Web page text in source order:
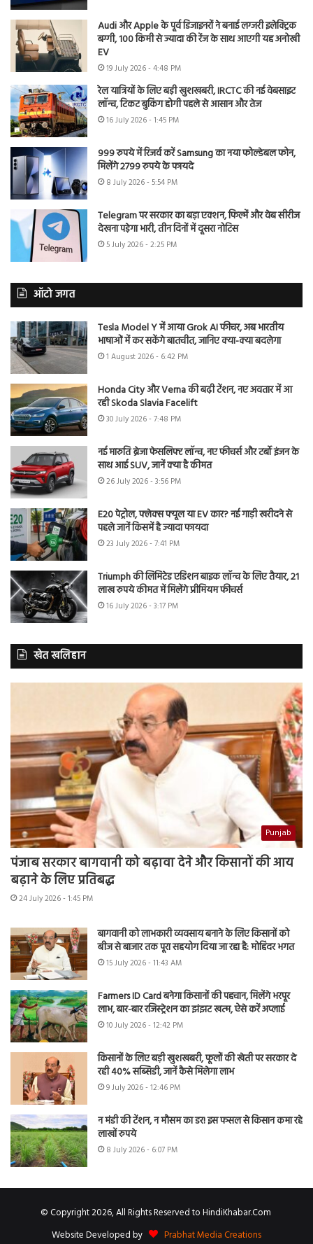
Audi और Apple के पूर्व डिजाइनरों ने बनाई लग्जरी इलेक्ट्रिक
बग्गी, 100 किमी से ज्यादा की रेंज के साथ आएगी यह अनोखी
EV
19 July 2026 - 4:48 PM
रेल यात्रियों के लिए बड़ी खुशखबरी, IRCTC की नई वेबसाइट
लॉन्च, टिकट बुकिंग होगी पहले से आसान और तेज
16 July 2026 - 1:45 PM
999 रुपये में रिजर्व करें Samsung का नया फोल्डेबल फोन,
मिलेंगे 2799 रुपये के फायदे
8 July 2026 - 5:54 PM
Telegram पर सरकार का बड़ा एक्शन, फिल्में और वेब सीरीज
देखना पड़ेगा भारी, तीन दिनों में दूसरा नोटिस
5 July 2026 - 2:25 PM
ऑटो जगत
Tesla Model Y में आया Grok AI फीचर, अब भारतीय
भाषाओं में कर सकेंगे बातचीत, जानिए क्या-क्या बदलेगा
1 August 2026 - 6:42 PM
Honda City और Verna की बढ़ी टेंशन, नए अवतार में आ
रही Skoda Slavia Facelift
30 July 2026 - 7:48 PM
नई मारुति ब्रेजा फेसलिफ्ट लॉन्च, नए फीचर्स और टर्बो इंजन के
साथ आई SUV, जानें क्या है कीमत
26 July 2026 - 3:56 PM
E20 पेट्रोल, फ्लेक्स फ्यूल या EV कार? नई गाड़ी खरीदने से
पहले जानें किसमें है ज्यादा फायदा
23 July 2026 - 7:41 PM
Triumph की लिमिटेड एडिशन बाइक लॉन्च के लिए तैयार, 21
लाख रुपये कीमत में मिलेंगे प्रीमियम फीचर्स
16 July 2026 - 3:17 PM
खेत खलिहान
Punjab
पंजाब सरकार बागवानी को बढ़ावा देने और किसानों की आय
बढ़ाने के लिए प्रतिबद्ध
24 July 2026 - 1:45 PM
बागवानी को लाभकारी व्यवसाय बनाने के लिए किसानों को
बीज से बाजार तक पूरा सहयोग दिया जा रहा है: मोहिंदर भगत
15 July 2026 - 11:43 AM
Farmers ID Card बनेगा किसानों की पहचान, मिलेंगे भरपूर
लाभ, बार-बार रजिस्ट्रेशन का झंझट खत्म, ऐसे करें अप्लाई
10 July 2026 - 12:42 PM
किसानों के लिए बड़ी खुशखबरी, फूलों की खेती पर सरकार दे
रही 40% सब्सिडी, जानें कैसे मिलेगा लाभ
9 July 2026 - 12:46 PM
न मंडी की टेंशन, न मौसम का डर! इस फसल से किसान कमा रहे
लाखों रुपये
8 July 2026 - 6:07 PM
© Copyright 2026, All Rights Reserved to HindiKhabar.Com
Website Developed by
Prabhat Media Creations